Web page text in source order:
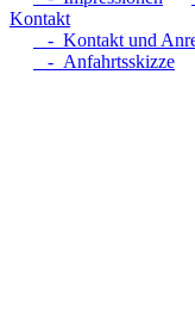
Kontakt
- Kontakt und
- Anfahrtsskizze